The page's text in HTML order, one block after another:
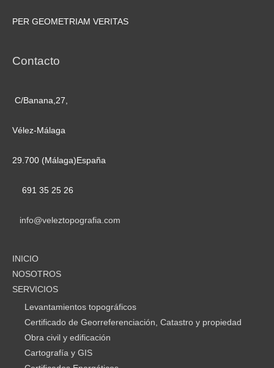
PER GEOMETRIAM VERITAS
Contacto
C/Banana,27,
Vélez-Málaga
29.700 (Málaga)España
691 35 25 26
info@veleztopografia.com
INICIO
NOSOTROS
SERVICIOS
Levantamientos topográficos
Certificado de Georreferenciación, Catastro y propiedad
Obra civil y edificación
Cartografía y GIS